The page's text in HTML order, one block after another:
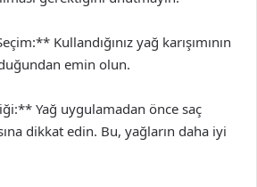
Kullandığınız yağ karışımının
emin olun.
Yağ uygulamadan önce saç
dikkat edin. Bu, yağların daha iyi